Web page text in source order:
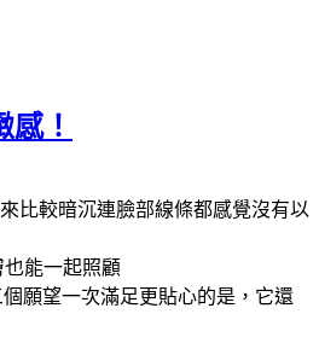
！
比較暗沉連臉部線條都感覺沒有以
能一起照顧
願望一次滿足更貼心的是，它還